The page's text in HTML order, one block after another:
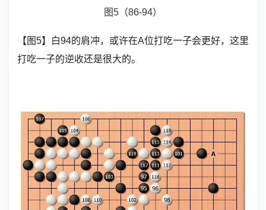
图5（86-94）
【图5】白94的肩冲，或许在A位打吃一子会更好，这里
打吃一子的逆收还是很大的。